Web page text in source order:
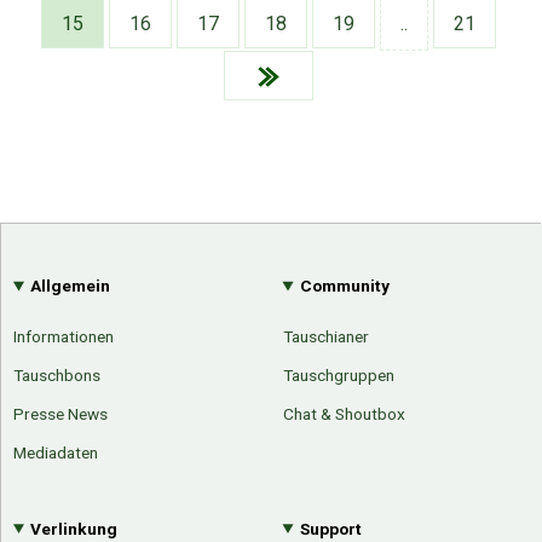
Google Neu hier?
Mediadaten
Erweitere Suche
15 16 17 18 19 .. 21
Allgemein
Informationen
Tauschbons
Presse News
Mediadaten
Community
Tauschianer
Tauschgruppen
Chat & Shoutbox
Verlinkung Support